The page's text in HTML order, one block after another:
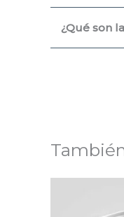
¿Qué son